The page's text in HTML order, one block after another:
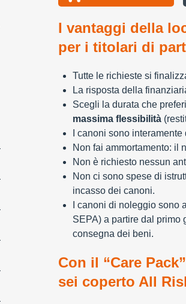
I vantaggi della
per i titolari di
Tutte le richieste si
La risposta della
Scegli la durata che
massima flessibilità
I canoni sono
Non fai ammortamento: il
Non è richiesto nessun
Non ci sono spese di
incasso dei canoni.
I canoni di noleggio sono
SEPA) a partire dal primo
consegna dei beni.
Con il “Care
sei coperto All